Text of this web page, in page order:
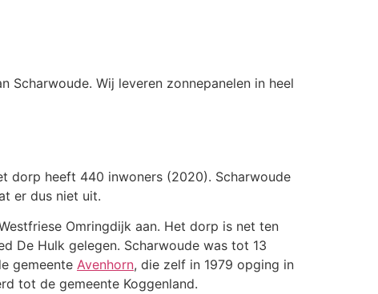
Wij leveren zonnepanelen in heel
dorp heeft 440 inwoners (2020). Scharwoude
er dus niet uit.
Omringdijk aan. Het dorp is net ten
De Hulk gelegen. Scharwoude was tot 13
gemeente Avenhorn, die zelf in 1979 opging in
tot de gemeente Koggenland.